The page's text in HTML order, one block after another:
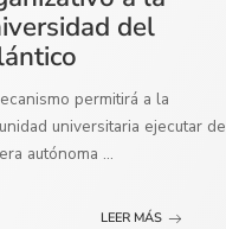
del
permitirá a la
universitaria ejecutar de
autónoma ...
LEER MÁS